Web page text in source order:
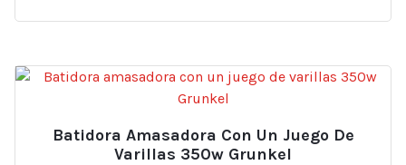
Batidora Amasadora Con Un Juego De
Varillas 350w Grunkel